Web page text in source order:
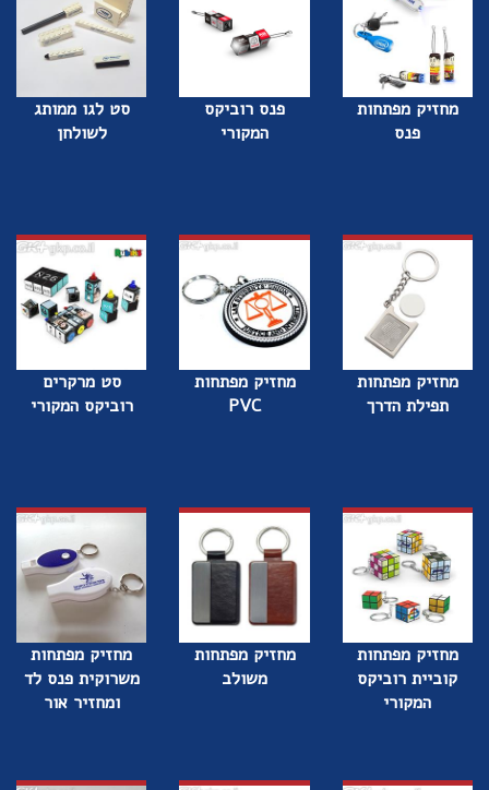
מחזיק מפתחות
פנס
פנס רוביקס
המקורי
סט לגו ממותג
לשולחן
מחזיק מפתחות
תפילת הדרך
מחזיק מפתחות
PVC
סט מרקרים
רוביקס המקורי
מחזיק מפתחות
קוביית רוביקס
המקורי
מחזיק מפתחות
משולב
מחזיק מפתחות
משרוקית פנס לד
ומחזיר אור